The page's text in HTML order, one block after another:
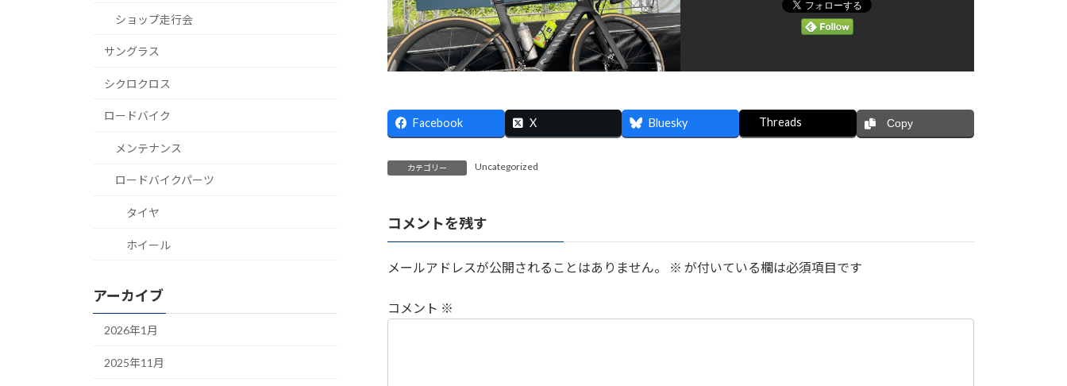
Facebook X Bluesky Threads Copy
カテゴリー Uncategorized
コメントを残す
メールアドレスが公開されることはありません。 ※ が付いている欄は必須項目です
コメント ※
ショップ走行会
サングラス
シクロクロス
ロードバイク
メンテナンス
ロードバイクパーツ
タイヤ
ホイール
アーカイブ
2026年1月
2025年11月